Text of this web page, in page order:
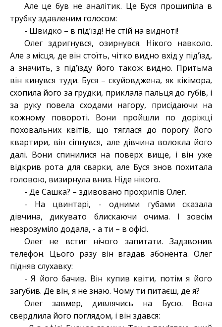
Але це був не аналітик. Це Буся прошипіла в
трубку здавленим голосом:
- Швидко – в під’їзд! Не стій на видноті!
Олег здригнувся, озирнувся. Нікого навколо.
Але з місця, де він стоїть, чітко видно вхід у під’їзд,
а значить, з під’їзду його також видно. Притьма
він кинувся туди. Буся – скуйовджена, як кікімора,
схопила його за грудки, приклала пальця до губів, і
за руку повела сходами нагору, присідаючи на
кожному повороті. Вони пройшли по доріжці
поховальних квітів, що тяглася до порогу його
квартири, він сіпнувся, але дівчина волокла його
далі. Вони спинилися на поверх вище, і він уже
відкрив рота для сварки, але Буся знов похитала
головою, визирнула вниз. Ніде нікого.
- Де Сашка? – здивовано прохрипів Олег.
- На цвинтарі, - одними губами сказала
дівчина, дикувато блискаючи очима. І зовсім
незрозуміло додала, - а ти – в офісі.
Олег не встиг нічого запитати. Задзвонив
телефон. Цього разу він вгадав абонента. Олег
підняв слухавку:
- Я його бачив. Він купив квіти, потім я його
загубив. Де він, я не знаю. Чому ти питаєш, де я?
Олег завмер, дивлячись на Бусю. Вона
свердлила його поглядом, і він здався: